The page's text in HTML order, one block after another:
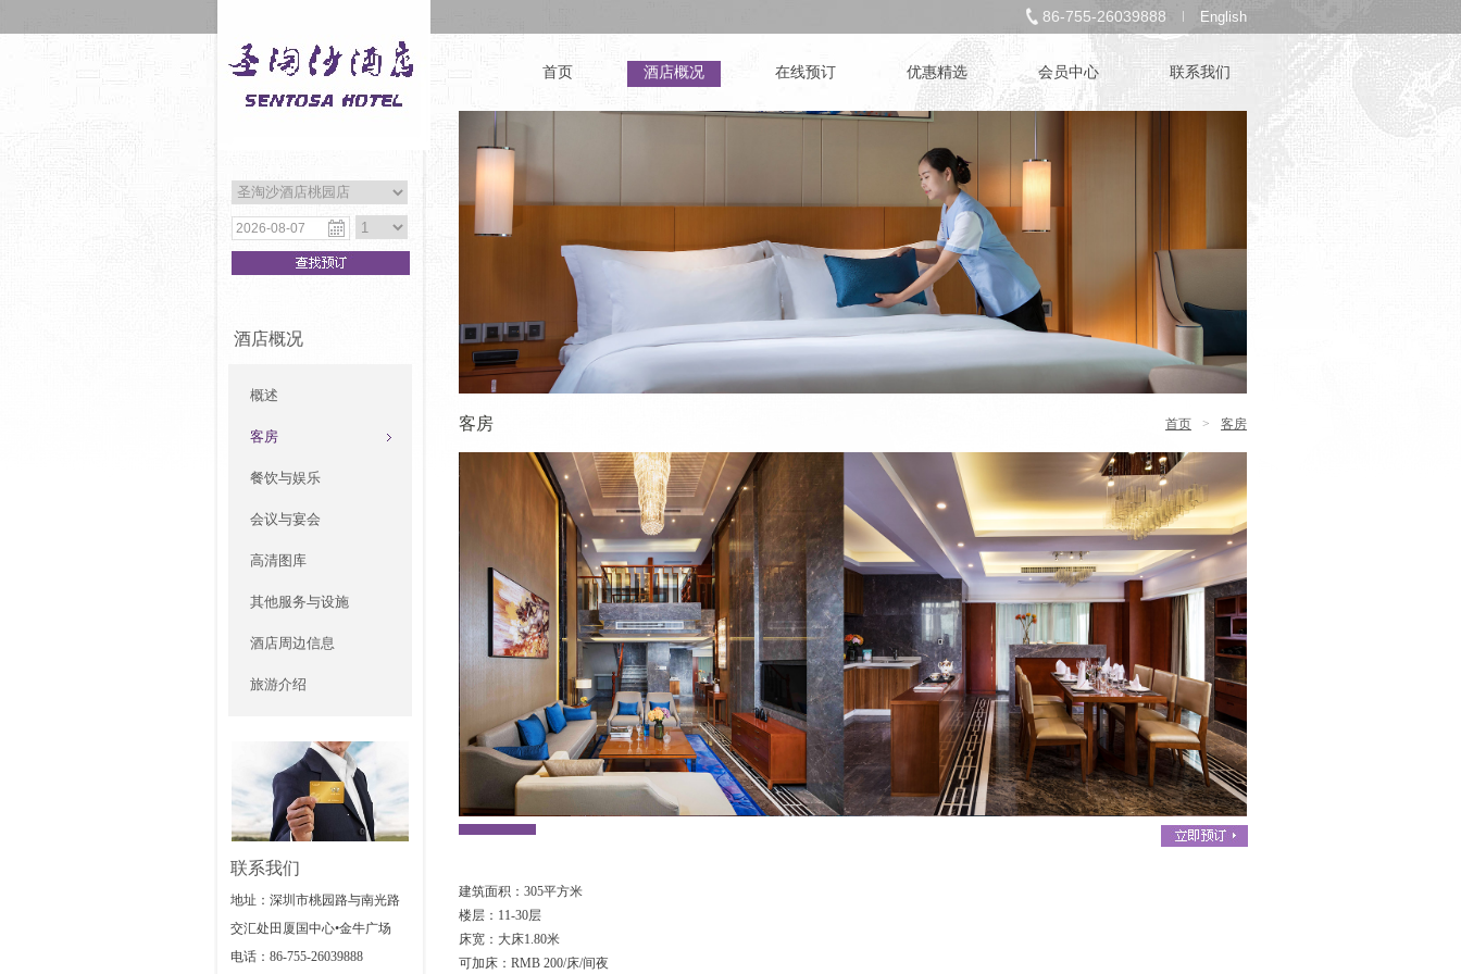
86-755-26039888 English
酒店概况
概述
客房
餐饮与娱乐
会议与宴会
高清图库
其他服务与设施
酒店周边信息
旅游介绍
联系我们
地址：深圳市桃园路与南光路
交汇处田厦国中心•金牛广场
电话：86-755-26039888
联系我们
会员中心
优惠精选
在线预订
酒店概况
首页
客房 首页 > 客房
建筑面积：305平方米
楼层：11-30层
床宽：大床1.80米
可加床：RMB 200/床/间夜